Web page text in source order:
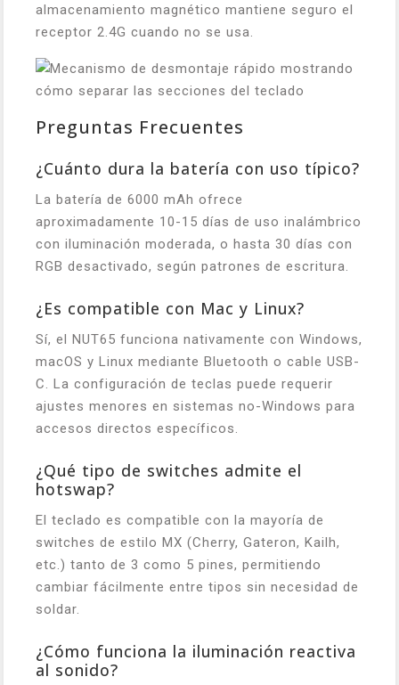
almacenamiento magnético mantiene seguro el
receptor 2.4G cuando no se usa.
Preguntas Frecuentes
¿Cuánto dura la batería con uso típico?
La batería de 6000 mAh ofrece
aproximadamente 10-15 días de uso inalámbrico
con iluminación moderada, o hasta 30 días con
RGB desactivado, según patrones de escritura.
¿Es compatible con Mac y Linux?
Sí, el NUT65 funciona nativamente con Windows,
macOS y Linux mediante Bluetooth o cable USB-
C. La configuración de teclas puede requerir
ajustes menores en sistemas no-Windows para
accesos directos específicos.
¿Qué tipo de switches admite el
hotswap?
El teclado es compatible con la mayoría de
switches de estilo MX (Cherry, Gateron, Kailh,
etc.) tanto de 3 como 5 pines, permitiendo
cambiar fácilmente entre tipos sin necesidad de
soldar.
¿Cómo funciona la iluminación reactiva
al sonido?